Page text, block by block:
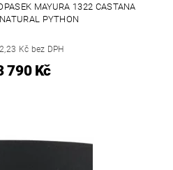
MAYURA 1322 CASTANA
PYTHON
Kč bez DPH
790 Kč